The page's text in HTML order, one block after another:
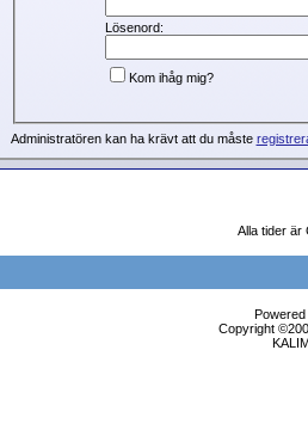
Lösenord:
Kom ihåg mig?
Administratören kan ha krävt att du måste
Alla tider är
Copyright